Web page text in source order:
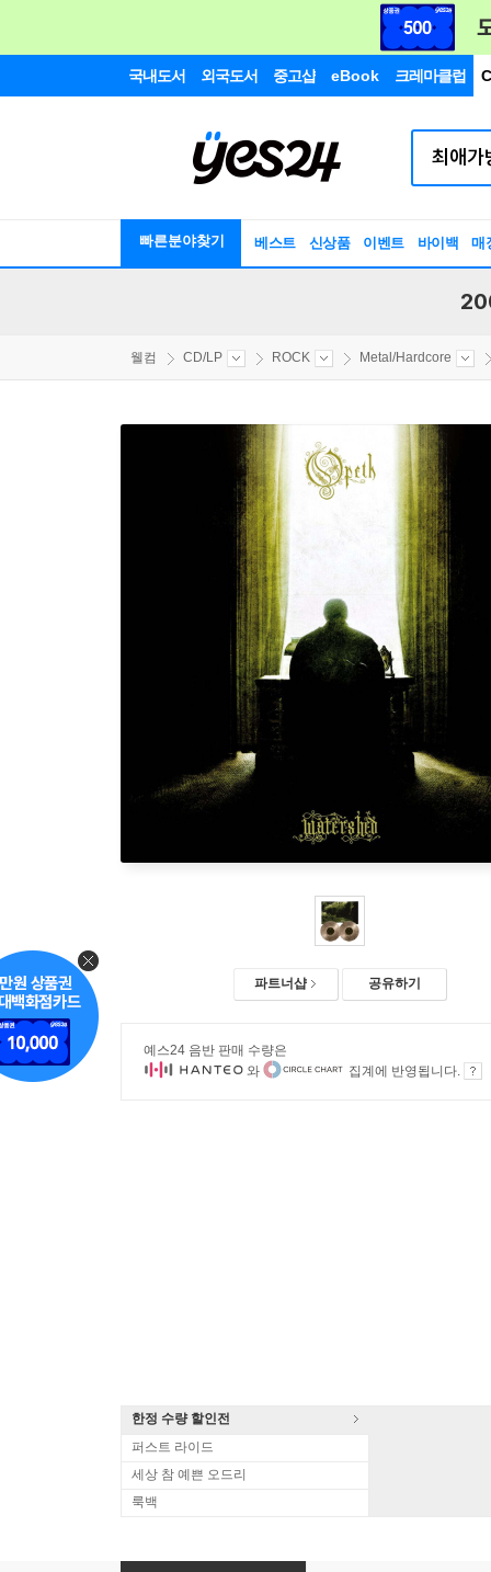
국내도서 외국도서 중고샵 eBook 크레마클럽
빠른분야찾기 베스트 신상품 이벤트 바이백 매
웰컴 CD/LP ROCK Metal/Hardcore
파트너샵 공유하기
예스24 음반 판매 수량은
와
집계에 반영됩니다.
한정 수량 할인전
퍼스트 라이드
세상 참 예쁜 오드리
룩백